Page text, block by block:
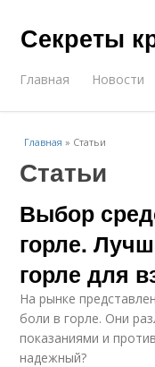
Секреты
Главная Новости
Главная » Статьи
Статьи
Выбор
горле.
горле для
На рынке
боли в горле. Они
показаниями и
надежный?